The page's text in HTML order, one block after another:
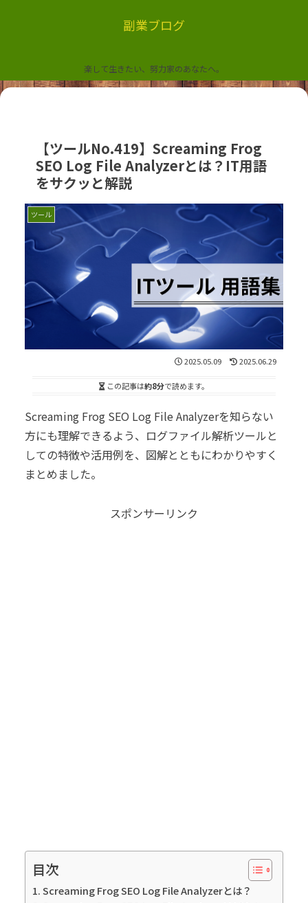
副業ブログ
楽して生きたい、努力家のあなたへ。
【ツールNo.419】Screaming Frog
SEO Log File Analyzerとは？IT用語
をサクッと解説
ツール
2025.05.09 2025.06.29
この記事は約8分で読めます。
Screaming Frog SEO Log File Analyzerを知らない
方にも理解できるよう、ログファイル解析ツールと
しての特徴や活用例を、図解とともにわかりやすく
まとめました。
スポンサーリンク
目次
Screaming Frog SEO Log File Analyzerとは？